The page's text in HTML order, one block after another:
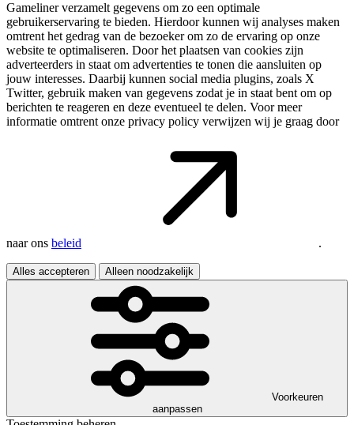
Gameliner verzamelt gegevens om zo een optimale
gebruikerservaring te bieden. Hierdoor kunnen wij analyses maken
omtrent het gedrag van de bezoeker om zo de ervaring op onze
website te optimaliseren. Door het plaatsen van cookies zijn
adverteerders in staat om advertenties te tonen die aansluiten op
jouw interesses. Daarbij kunnen social media plugins, zoals X
Twitter, gebruik maken van gegevens zodat je in staat bent om op
berichten te reageren en deze eventueel te delen. Voor meer
informatie omtrent onze privacy policy verwijzen wij je graag door
naar ons beleid .
Alles accepteren Alleen noodzakelijk
Voorkeuren
aanpassen